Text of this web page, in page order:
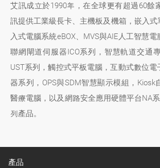
艾訊成立於1990年，在全球更有超過60餘
訊提供工業級長卡、主機板及機箱，嵌入式
入式電腦系統eBOX、MVS與AIE人工智慧
聯網閘道伺服器ICO系列，智慧軌道交通
UST系列，觸控式平板電腦，互動式數位
器系列，OPS與SDM智慧顯示模組，Kiosk
醫療電腦，以及網路安全應用硬體平台NA
列產品。
產品